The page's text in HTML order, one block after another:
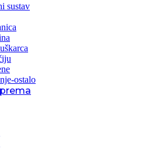
sustav
ostalo